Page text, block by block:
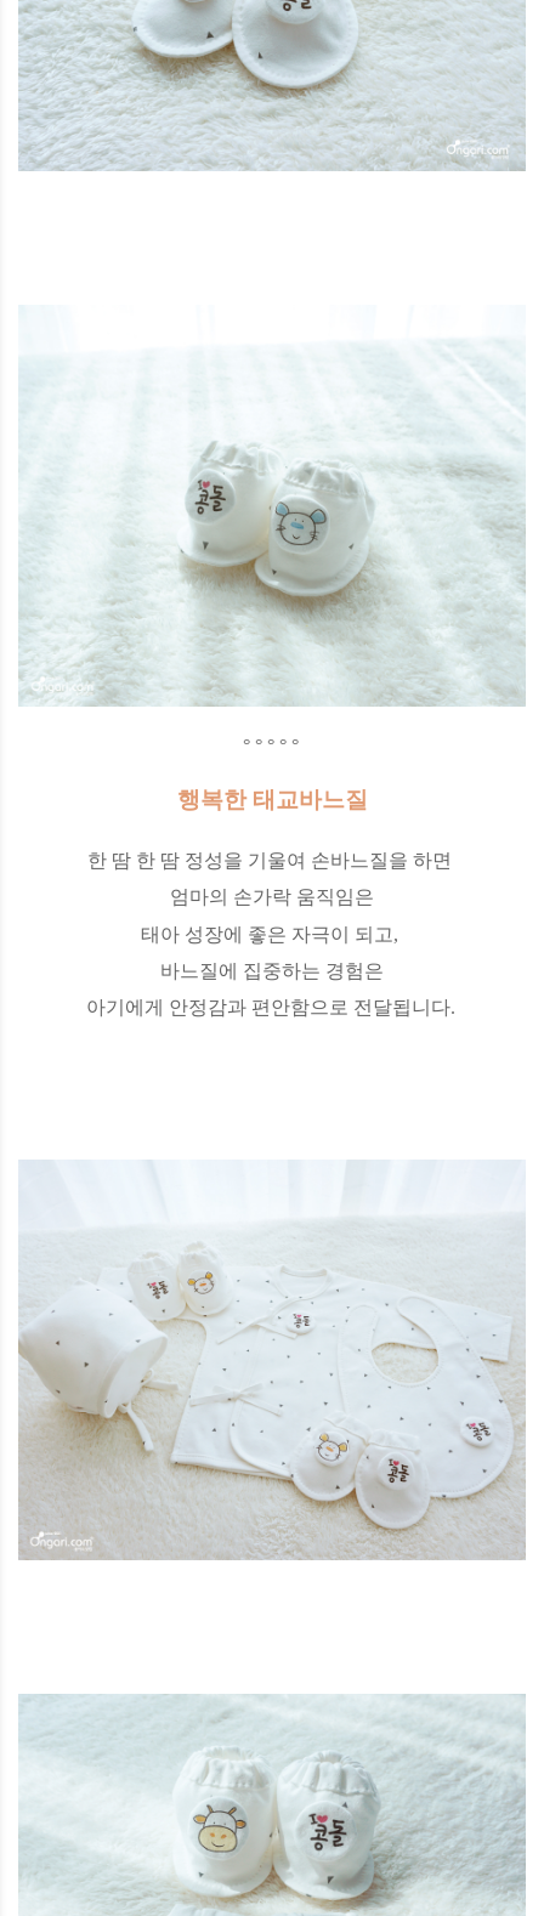
° ° ° ° °
행복한 태교바느질
한 땀 한 땀 정성을 기울여 손바느질을 하면
엄마의 손가락 움직임은
태아 성장에 좋은 자극이 되고,
바느질에 집중하는 경험은
아기에게 안정감과 편안함으로 전달됩니다.